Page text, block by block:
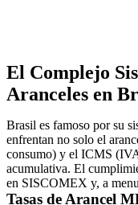
El Complejo
Aranceles en
Brasil es famoso por su
enfrentan no solo el
consumo) y el ICMS
acumulativa. El
en SISCOMEX y, a
Tasas de Arancel